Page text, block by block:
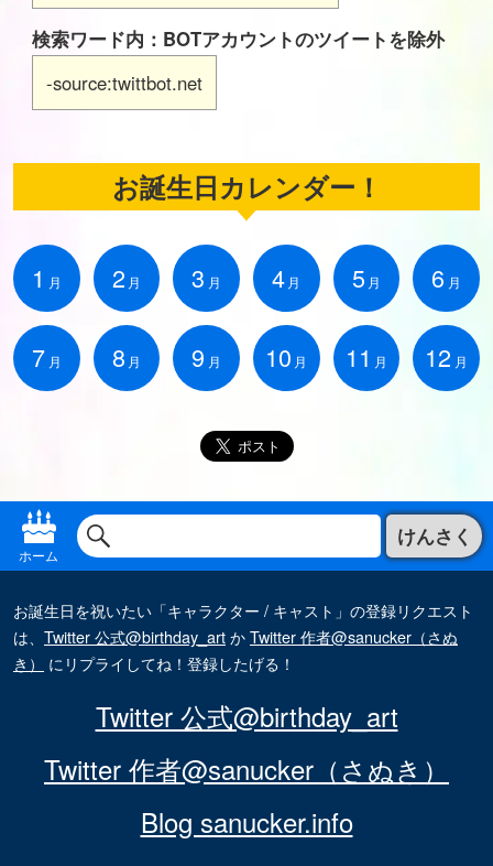
検索ワード内：BOTアカウントのツイートを除外
-source:twittbot.net
お誕生日カレンダー！
1 月 2 月 3 月 4 月 5 月 6 月
7 月 8 月 9 月 10 月 11 月 12 月
ホーム
けんさく
お誕生日を祝いたい「キャラクター / キャスト」の登録リクエスト
は、 Twitter 公式@birthday_artかTwitter 作者@sanucker（さぬ
き）
にリプライしてね！登録したげる！
Twitter 公式@birthday_art
Twitter 作者@sanucker（さぬき）
Blog sanucker.info